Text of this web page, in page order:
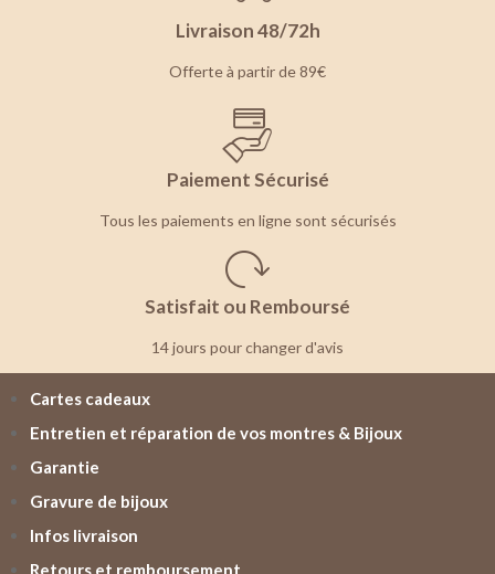
Livraison 48/72h
Offerte à partir de 89€
Paiement Sécurisé
Tous les paiements en ligne sont sécurisés
Satisfait ou Remboursé
14 jours pour changer d'avis
Cartes cadeaux
Entretien et réparation de vos montres & Bijoux
Garantie
Gravure de bijoux
Infos livraison
Retours et remboursement